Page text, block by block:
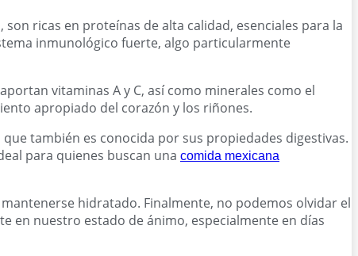
ricas en proteínas de alta calidad, esenciales para la
inmunológico fuerte, algo particularmente
vitaminas A y C, así como minerales como el
apropiado del corazón y los riñones.
también es conocida por sus propiedades digestivas.
para quienes buscan una comida mexicana
hidratado. Finalmente, no podemos olvidar el
en nuestro estado de ánimo, especialmente en días